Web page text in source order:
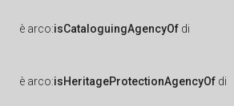
è arco:isCataloguingAgencyOf di
è arco:isHeritageProtectionAgencyOf di